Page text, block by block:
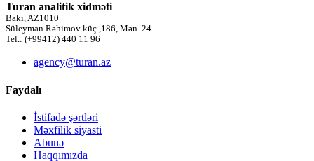
Turan analitik xidməti
Bakı, AZ1010
Süleyman Rəhimov küç.,186, Mən. 24
Tel.: (+99412) 440 11 96
agency@turan.az
Faydalı
İstifadə şərtləri
Məxfilik siyasti
Abunə
Haqqımızda